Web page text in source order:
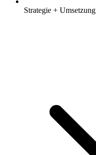
Strategie + Umsetzung